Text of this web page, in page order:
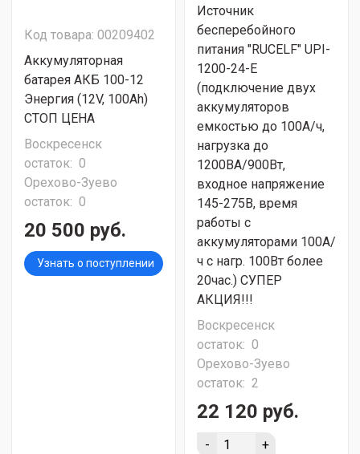
Код товара: 00209402
Аккумуляторная
батарея АКБ 100-12
Энергия (12V, 100Ah)
СТОП ЦЕНА
Воскресенск
остаток: 0
Орехово-Зуево
остаток: 0
20 500 руб.
Узнать о поступлении
Источник
бесперебойного
питания "RUCELF" UPI-
1200-24-E
(подключение двух
аккумуляторов
емкостью до 100А/ч,
нагрузка до
1200ВА/900Вт,
входное напряжение
145-275В, время
работы с
аккумуляторами 100А/
ч с нагр. 100Вт более
20час.) СУПЕР
АКЦИЯ!!!
Воскресенск
остаток: 0
Орехово-Зуево
остаток: 2
22 120 руб.
- +